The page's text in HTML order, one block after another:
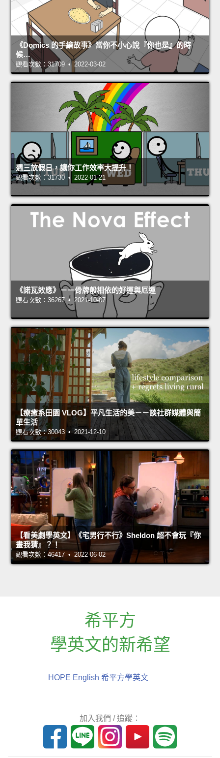
《Domics 的手繪故事》當你不小心說『你也是』的時
候…
觀看次數：31709 • 2022-03-02
週三放假日，讓你工作效率大提升！
觀看次數：31730 • 2022-01-21
《諾瓦效應》－－骨牌般相依的好運與厄運
觀看次數：36267 • 2021-10-07
【療癒系田園 VLOG】平凡生活的美－－談社群媒體與簡
單生活
觀看次數：30043 • 2021-12-10
【看美劇學英文】《宅男行不行》Sheldon 超不會玩『你
畫我猜』？！
觀看次數：46417 • 2022-06-02
希平方
學英文的新希望
HOPE English 希平方學英文
加入我們 / 追蹤：